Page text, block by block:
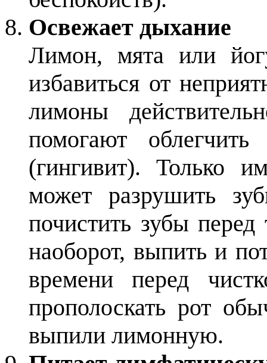
Освежает дыхание
Лимон, мята или
избавиться от
лимоны
помогают
(гингивит). Только
может разрушить
почистить зубы
наоборот, выпить и
времени перед
прополоскать рот
выпили лимонную.